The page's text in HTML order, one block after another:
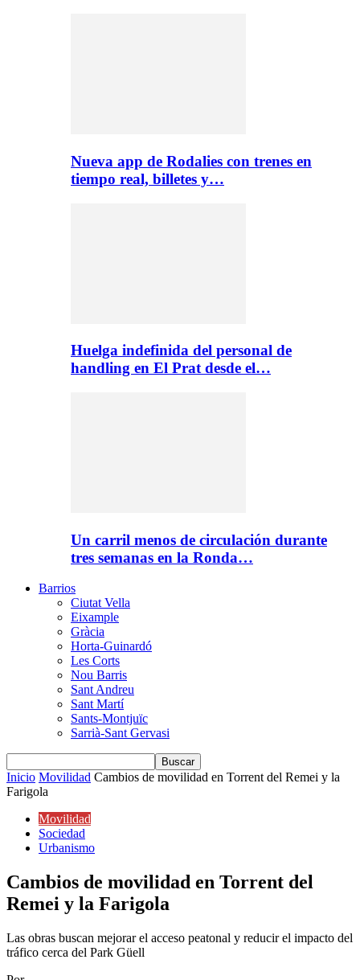
Nueva app de Rodalies con trenes en
tiempo real, billetes y…
Huelga indefinida del personal de
handling en El Prat desde el…
Un carril menos de circulación durante
tres semanas en la Ronda…
Barrios
Ciutat Vella
Eixample
Gràcia
Horta-Guinardó
Les Corts
Nou Barris
Sant Andreu
Sant Martí
Sants-Montjuïc
Sarrià-Sant Gervasi
Inicio Movilidad Cambios de movilidad en Torrent del Remei y la
Farigola
Movilidad
Sociedad
Urbanismo
Cambios de movilidad en Torrent del
Remei y la Farigola
Las obras buscan mejorar el acceso peatonal y reducir el impacto del
tráfico cerca del Park Güell